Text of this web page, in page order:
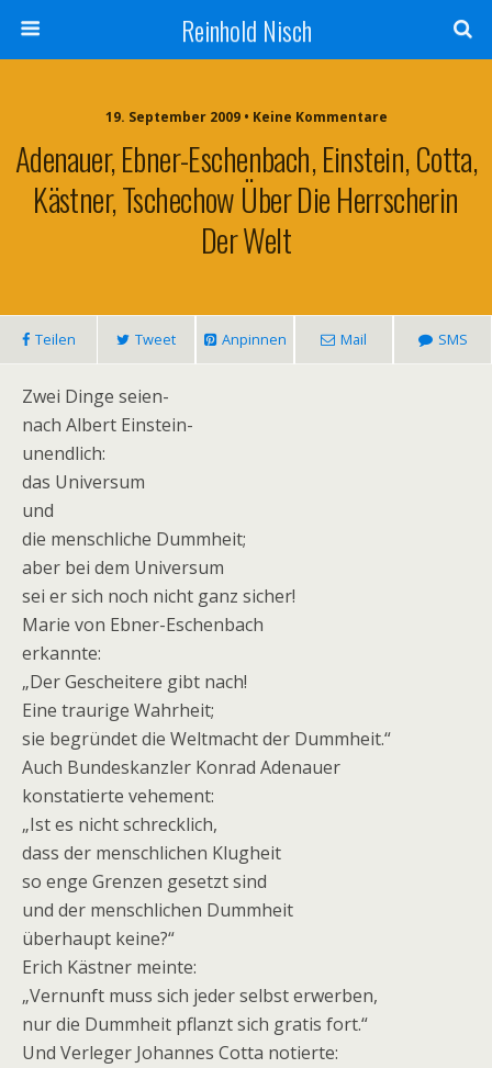
Reinhold Nisch
19. September 2009 • Keine Kommentare
Adenauer, Ebner-Eschenbach, Einstein, Cotta,
Kästner, Tschechow Über Die Herrscherin
Der Welt
Teilen Tweet Anpinnen Mail SMS
Zwei Dinge seien-
nach Albert Einstein-
unendlich:
das Universum
und
die menschliche Dummheit;
aber bei dem Universum
sei er sich noch nicht ganz sicher!
Marie von Ebner-Eschenbach
erkannte:
„Der Gescheitere gibt nach!
Eine traurige Wahrheit;
sie begründet die Weltmacht der Dummheit.“
Auch Bundeskanzler Konrad Adenauer
konstatierte vehement:
„Ist es nicht schrecklich,
dass der menschlichen Klugheit
so enge Grenzen gesetzt sind
und der menschlichen Dummheit
überhaupt keine?“
Erich Kästner meinte:
„Vernunft muss sich jeder selbst erwerben,
nur die Dummheit pflanzt sich gratis fort.“
Und Verleger Johannes Cotta notierte: